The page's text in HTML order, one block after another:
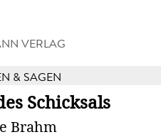
VERLAG
& SAGEN
Schicksals
Brahm